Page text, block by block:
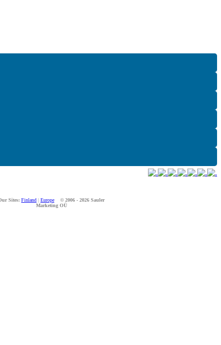
Sites: Finland | Europe
© 2006 - 2026 Sauler
Marketing OÜ